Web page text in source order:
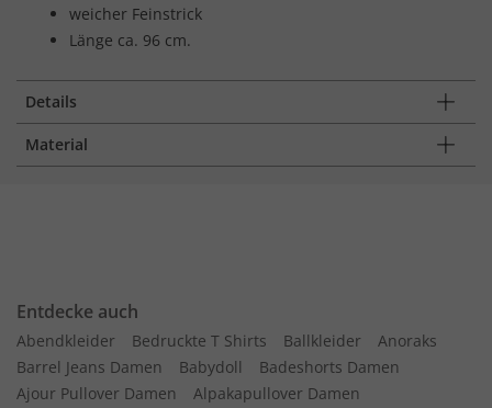
weicher Feinstrick
Länge ca. 96 cm.
Details
Material
Entdecke auch
Abendkleider Bedruckte T Shirts Ballkleider
Anoraks
Barrel Jeans Damen
Babydoll
Badeshorts Damen
Ajour Pullover Damen
Alpakapullover Damen